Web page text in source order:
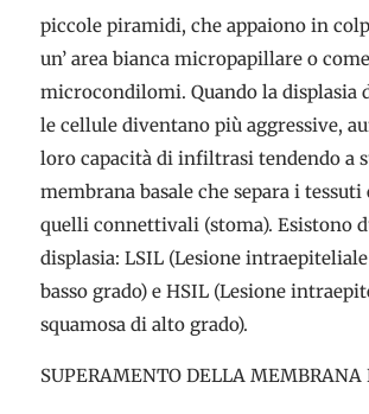
piccole piramidi, che appaiono in
un’ area bianca micropapillare o come
microcondilomi. Quando la displasia
le cellule diventano più aggressive,
loro capacità di infiltrasi tendendo a
membrana basale che separa i
quelli connettivali (stoma). Esistono
displasia: LSIL (Lesione
basso grado) e HSIL (Lesione
squamosa di alto grado).
SUPERAMENTO DELLA MEMBRANA